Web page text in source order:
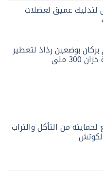
ب 8 رؤوس لتدليك عميق لعضلات
980
بوضعين رذاذ لتعطير
ملي
سيارة 4 قطع لحمايته من التأكل والتراب